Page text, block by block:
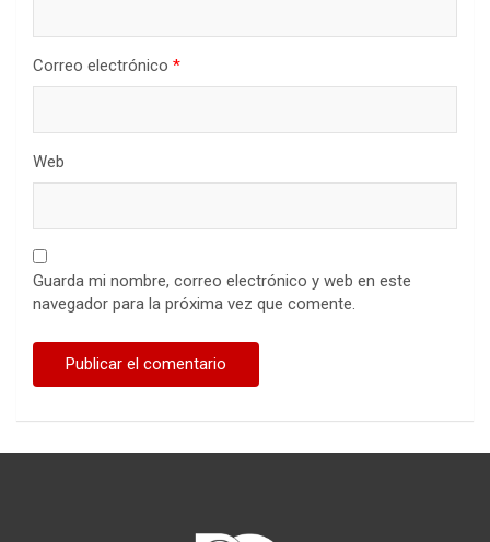
Correo electrónico *
Web
Guarda mi nombre, correo electrónico y web en este
navegador para la próxima vez que comente.